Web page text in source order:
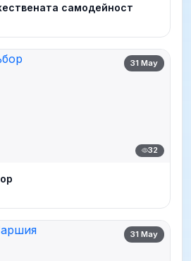
самодейност
31 May
32
31 May